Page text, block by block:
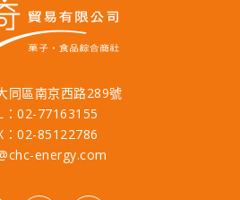
同區南京西路289號
：02-77163155
：02-85122786
energy.com